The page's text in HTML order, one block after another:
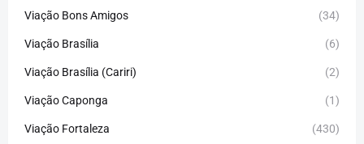
Viação Bons Amigos (34)
Viação Brasília (6)
Viação Brasília (Cariri) (2)
Viação Caponga (1)
Viação Fortaleza (430)